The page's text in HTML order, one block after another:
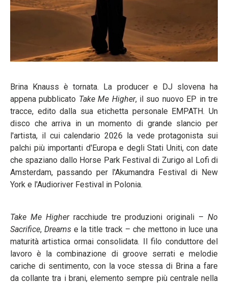
Brina Knauss è tornata. La producer e DJ slovena ha
appena pubblicato Take Me Higher, il suo nuovo EP in tre
tracce, edito dalla sua etichetta personale EMPATH. Un
disco che arriva in un momento di grande slancio per
l'artista, il cui calendario 2026 la vede protagonista sui
palchi più importanti d'Europa e degli Stati Uniti, con date
che spaziano dallo Horse Park Festival di Zurigo al Lofi di
Amsterdam, passando per l'Akumandra Festival di New
York e l'Audioriver Festival in Polonia.
Take Me Higherracchiude tre produzioni originali – No
Sacrifice, Dreamse la title track – che mettono in luce una
maturità artistica ormai consolidata. Il filo conduttore del
lavoro è la combinazione di groove serrati e melodie
cariche di sentimento, con la voce stessa di Brina a fare
da collante tra i brani, elemento sempre più centrale nella